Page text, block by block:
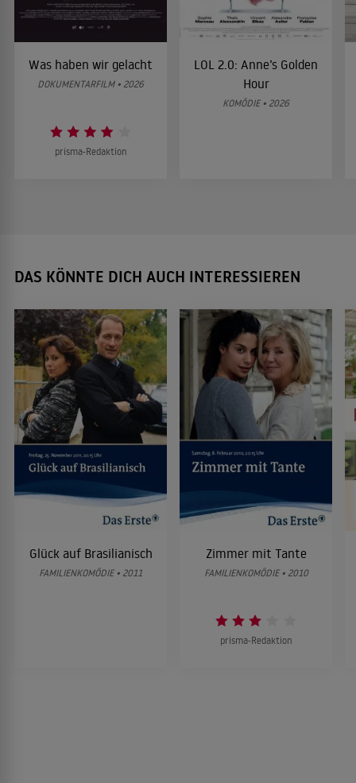
Was haben wir gelacht
DOKUMENTARFILM • 2026
prisma-Redaktion
LOL 2.0: Anne’s Golden
Hour
KOMÖDIE • 2026
DAS KÖNNTE DICH AUCH INTERESSIEREN
Glück auf Brasilianisch
FAMILIENKOMÖDIE • 2011
Zimmer mit Tante
FAMILIENKOMÖDIE • 2010
prisma-Redaktion